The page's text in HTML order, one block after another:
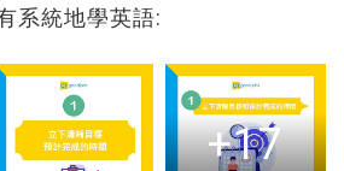
系統地學英語:
+17